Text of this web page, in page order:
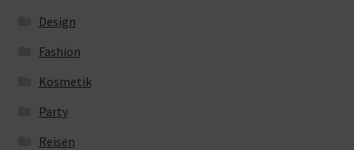
Design
Fashion
Kosmetik
Party
Reisen